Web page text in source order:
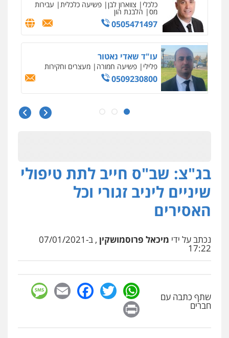
פלילי צבאי סמים אלימות במשפחה צווארון
לבן
0507368203
שחר לדובסקי, עו"ד
פלילי מעצרים וחקירות עבירות המתה
דין לענייני אסירים
0507913332
גיא זהבי משרד עורכי דין
עו"ד איהאב ג'לג'ולי
פלילי מעצרים וחקירות עורכי דין לענייני
אסירים
0505216700
פלילי צבאי מעצרים וחקירות
עו"ד אייל בסרגליק
כלכלי צווארון לבן עורכי דין לענייני
אסירים אזרחי
0528488515
בג"צ: שב"ס חייב לתת טיפולי
שיניים ליניב זגורי וכל
האסירים
נכתב על ידי מיכאל פרוסמושקין , ב-07/01/2021
17:22
שתף כתבה עם
חברים
WhatsApp
Twitter
Facebook
Email